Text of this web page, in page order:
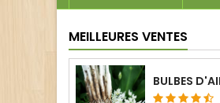
MEILLEURES VENTES